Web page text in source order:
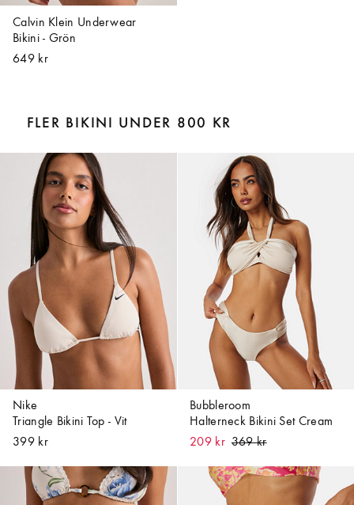
Calvin Klein Underwear
Bikini - Grön
649 kr
FLER BIKINI UNDER 800 KR
Nike
Triangle Bikini Top - Vit
399 kr
Bubbleroom
Halterneck Bikini Set Cream
209 kr